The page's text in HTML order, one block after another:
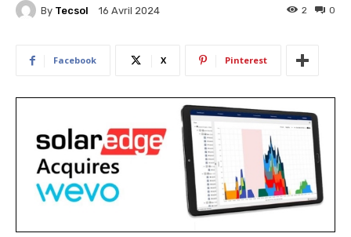
By Tecsol 16 Avril 2024 0
2
Facebook X Pinterest